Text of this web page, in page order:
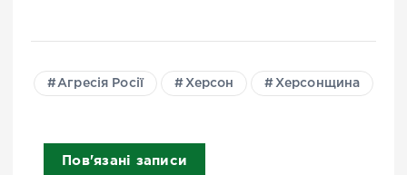
Агресія Росії Херсон Херсонщина
Пов'язані записи